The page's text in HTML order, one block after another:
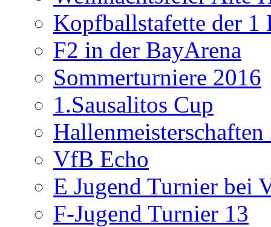
Kopfballstafette der 1
F2 in der BayArena
Sommerturniere 2016
1.Sausalitos Cup
Hallenmeisterschaften
VfB Echo
E Jugend Turnier bei
F-Jugend Turnier 13